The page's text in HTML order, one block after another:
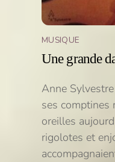
MUSIQUE
Une grande
Anne
ses comptines
oreilles
rigolotes et